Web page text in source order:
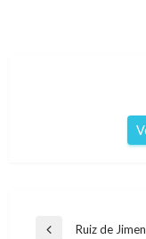
Navegación
Ruiz de